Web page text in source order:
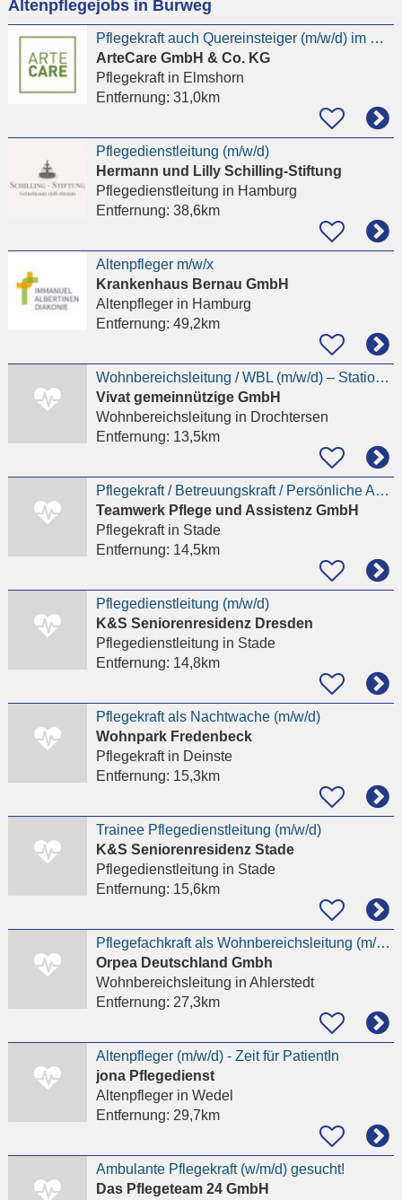
eingeben
Altenpflegejobs in Burweg
Pflegekraft auch Quereinsteiger (m/w/d) im Haus Flora
ArteCare GmbH & Co. KG
Pflegekraftin Elmshorn
Entfernung: 31,0km
Pflegedienstleitung (m/w/d)
Hermann und Lilly Schilling-Stiftung
Pflegedienstleitung in Hamburg
Entfernung: 38,6km
Altenpfleger m/w/x
Krankenhaus Bernau GmbH
Altenpflegerin Hamburg
Entfernung: 49,2km
Wohnbereichsleitung / WBL (m/w/d) – Stationäre Pflege – Drochtersen
Vivat gemeinnützige GmbH
Wohnbereichsleitung in Drochtersen
Entfernung: 13,5km
Pflegekraft / Betreuungskraft / Persönliche Assistenz (m/w/d) gesucht
Teamwerk Pflege und Assistenz GmbH
Pflegekraftin Stade
Entfernung: 14,5km
Pflegedienstleitung (m/w/d)
K&S Seniorenresidenz Dresden
Pflegedienstleitung in Stade
Entfernung: 14,8km
Pflegekraft als Nachtwache (m/w/d)
Wohnpark Fredenbeck
Pflegekraftin Deinste
Entfernung: 15,3km
Trainee Pflegedienstleitung (m/w/d)
K&S Seniorenresidenz Stade
Pflegedienstleitung in Stade
Entfernung: 15,6km
Pflegefachkraft als Wohnbereichsleitung (m/w/d) Seniorenresidenz Am Auetal
Orpea Deutschland Gmbh
Wohnbereichsleitung in Ahlerstedt
Entfernung: 27,3km
Altenpfleger (m/w/d) - Zeit für PatientIn
jona Pflegedienst
Altenpflegerin Wedel
Entfernung: 29,7km
Ambulante Pflegekraft (w/m/d) gesucht!
Das Pflegeteam 24 GmbH